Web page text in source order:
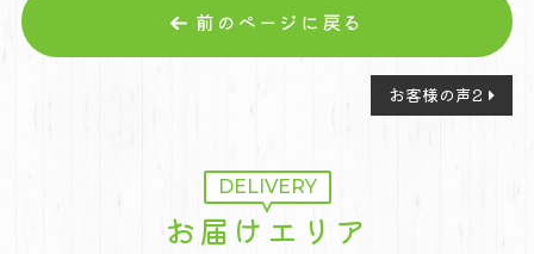
前のページに戻る
お客様の声2
DELIVERY
お届けエリア